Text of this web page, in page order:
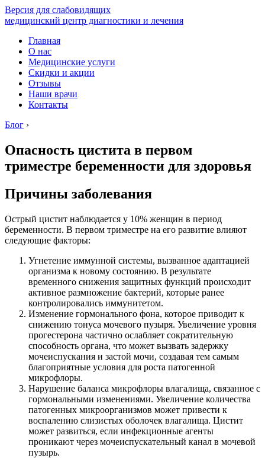
Версия для слабовидящих
медицинский центр диагностики и лечения
Главная
О нас
Медицинские услуги
Скидки и акции
Отзывы
Наши врачи
Контакты
Блог ›
Опасность цистита в первом
триместре беременности для здоровья
Причины заболевания
Острый цистит наблюдается у 10% женщин в период
беременности. В первом триместре на его развитие влияют
следующие факторы:
Угнетение иммунной системы, вызванное адаптацией
организма к новому состоянию. В результате
временного снижения защитных функций происходит
активное размножение бактерий, которые ранее
контролировались иммунитетом.
Изменение гормонального фона, которое приводит к
снижению тонуса мочевого пузыря. Увеличение уровня
прогестерона частично ослабляет сократительную
способность органа, что может вызвать задержку
мочеиспускания и застой мочи, создавая тем самым
благоприятные условия для роста патогенной
микрофлоры.
Нарушение баланса микрофлоры влагалища, связанное с
гормональными изменениями. Увеличение количества
патогенных микроорганизмов может привести к
воспалению слизистых оболочек влагалища. Цистит
может развиться, если инфекционные агенты
проникают через мочеиспускательный канал в мочевой
пузырь.